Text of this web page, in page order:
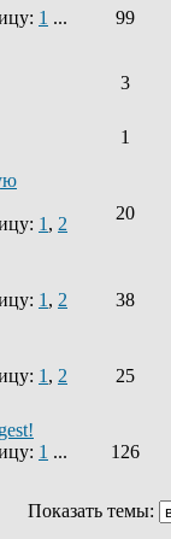
1 ...
99
3
1
1 , 2
20
1 , 2
38
1 , 2
25
1 ...
126
Показать темы: